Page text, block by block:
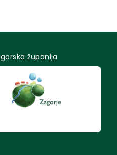
županija